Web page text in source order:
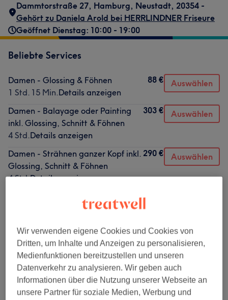
Dammtorstraße 27, Hamburg, Neustadt, 20354 -
Gehört zu Daniela Arold bei HERRLINDNER Friseure
Geöffnet Dienstag: 10:00 - 19:00
Beliebte Services
Damen - Glossing & Föhnen
1 Std. 15 Min.Details anzeigen
88 € Auswählen
Damen - Balayage oder Painting
inkl. Glossing, Schnitt & Föhnen
4 Std.Details anzeigen
303 € Auswählen
Damen - Strähnen ganzer Kopf inkl.
Glossing, Schnitt & Föhnen
4 Std.Details anzeigen
290 € Auswählen
Augenbrauen färben
10 Min.Details anzeigen
12 € Auswählen
Alle Services
Wir verwenden eigene Cookies und Cookies von
Dritten, um Inhalte und Anzeigen zu personalisieren,
Medienfunktionen bereitzustellen und unseren
Datenverkehr zu analysieren. Wir geben auch
Informationen über die Nutzung unserer Webseite an
unsere Partner für soziale Medien, Werbung und